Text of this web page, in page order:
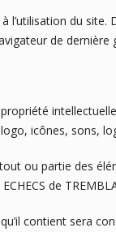
du site.
de
icônes, sons,
ou partie des
de
contient sera